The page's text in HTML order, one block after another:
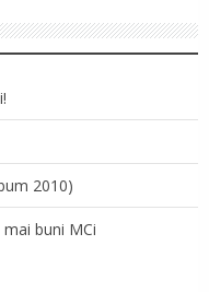
2010)
buni MCi